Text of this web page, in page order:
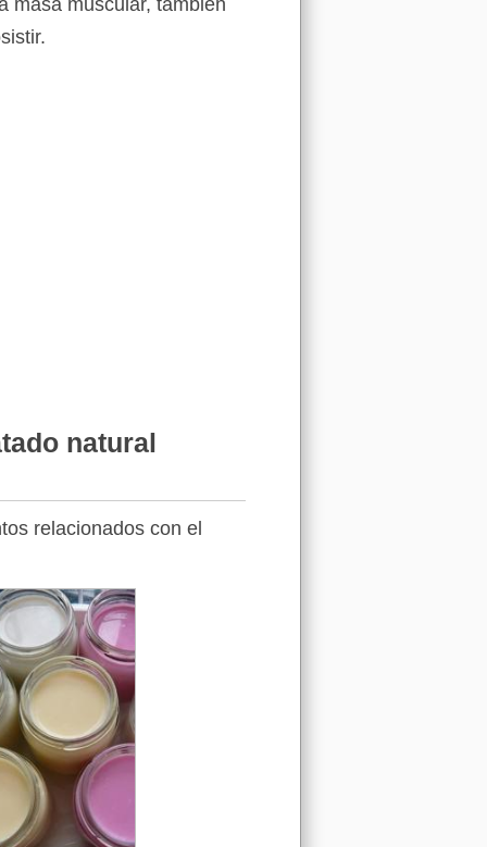
masa muscular, también
natural
relacionados con el